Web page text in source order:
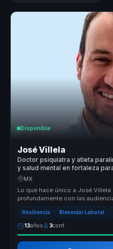
Disponible
José Villela
Doctor psiquiatra y atleta
y salud mental en fortaleza
MX
Lo que hace único a José
profundamente con las
de super...
Resiliencia Bienestar Laboral
13años 3conf.